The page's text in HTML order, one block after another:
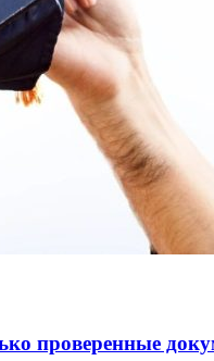
проверенные